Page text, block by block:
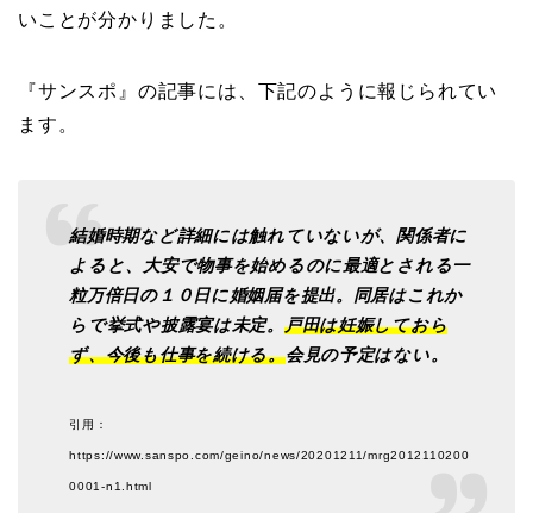
いことが分かりました。
『サンスポ』の記事には、下記のように報じられてい
ます。
結婚時期など詳細には触れていないが、関係者に
よると、大安で物事を始めるのに最適とされる一
粒万倍日の１０日に婚姻届を提出。同居はこれか
らで挙式や披露宴は未定。 戸田は妊娠しておら
ず、今後も仕事を続ける。会見の予定はない。
引用：
https://www.sanspo.com/geino/news/20201211/mrg2012110200
0001-n1.html